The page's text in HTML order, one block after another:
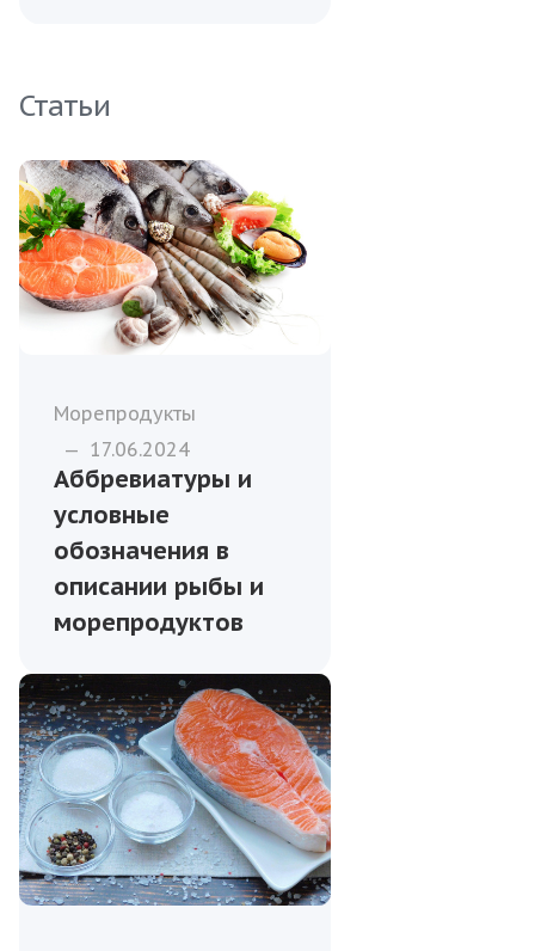
Статьи
Морепродукты
— 17.06.2024
Аббревиатуры и
условные
обозначения в
описании рыбы и
морепродуктов